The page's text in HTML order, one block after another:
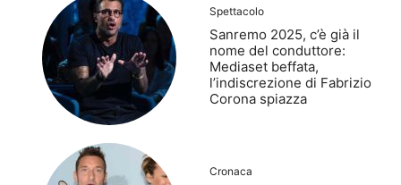
Spettacolo
Sanremo 2025, c’è già il
nome del conduttore:
Mediaset beffata,
l’indiscrezione di Fabrizio
Corona spiazza
Cronaca